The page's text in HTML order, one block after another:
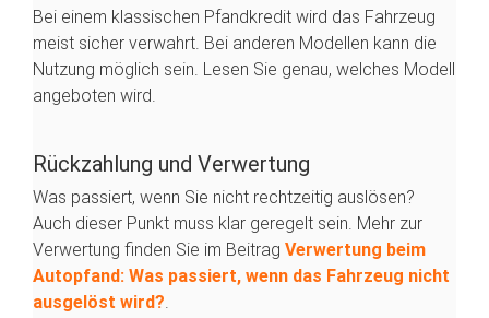
Bei einem klassischen Pfandkredit wird das Fahrzeug
meist sicher verwahrt. Bei anderen Modellen kann die
Nutzung möglich sein. Lesen Sie genau, welches Modell
angeboten wird.
Rückzahlung und Verwertung
Was passiert, wenn Sie nicht rechtzeitig auslösen?
Auch dieser Punkt muss klar geregelt sein. Mehr zur
Verwertung finden Sie im Beitrag Verwertung beim
Autopfand: Was passiert, wenn das Fahrzeug nicht
ausgelöst wird?.